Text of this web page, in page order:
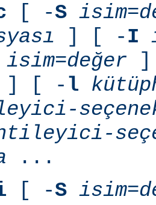
[ -S
] [ -I
isim=değer ]
] [ - l
...
[ -S